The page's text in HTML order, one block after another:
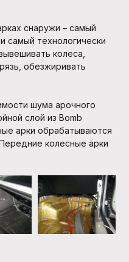
снаружи – самый
самый технологически
колеса,
обезжиривать
шума арочного
слой из Bomb
арки обрабатываются
колесные арки